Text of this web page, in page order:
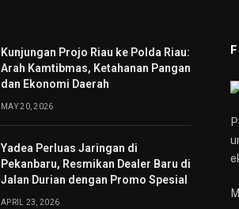
Kunjungan Projo Riau ke Polda Riau:
Arah Kamtibmas, Ketahanan Pangan
dan Ekonomi Daerah
MAY 20, 2026
Yadea Perluas Jaringan di
Pekanbaru, Resmikan Dealer Baru di
Jalan Durian dengan Promo Spesial
APRIL 23, 2026